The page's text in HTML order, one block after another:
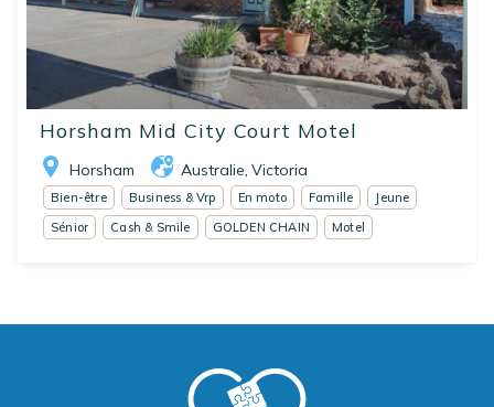
Horsham Mid City Court Motel
Horsham Australie Victoria
Bien-être Business & Vrp En moto Famille
Jeune
Sénior
Cash & Smile GOLDEN CHAIN Motel